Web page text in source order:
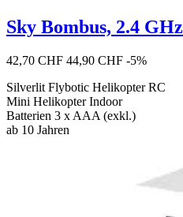
Sky Bombus, 2.4 GHz
42,70 CHF 44,90 CHF -5%
Silverlit Flybotic Helikopter RC
Mini Helikopter Indoor
Batterien 3 x AAA (exkl.)
ab 10 Jahren